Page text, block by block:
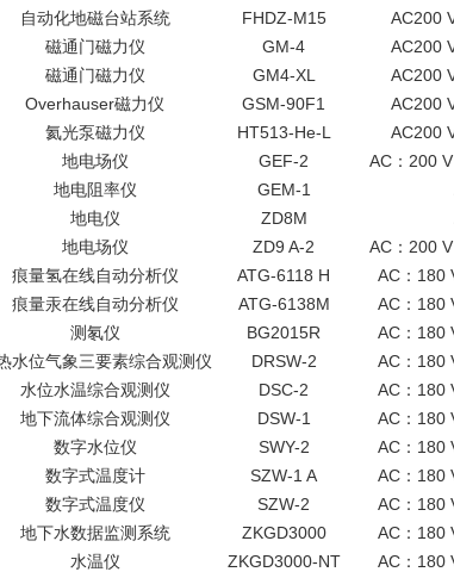
自动化地磁台站系统
FHDZ-M15 AC200
磁通门磁力仪
GM-4 AC200
磁通门磁力仪
GM4-XL AC200
Overhauser磁力仪
GSM-90F1 AC200
氦光泵磁力仪
HT513-He-L AC200
地电场仪
GEF-2 AC：200
地电阻率仪
GEM-1
地电仪
ZD8M
地电场仪
ZD9 A-2 AC：200
痕量氢在线自动分析仪
ATG-6118 H AC：180
痕量汞在线自动分析仪
ATG-6138M AC：180
测氡仪
BG2015R AC：180
水位气象三要素综合观测仪
DRSW-2 AC：180
水位水温综合观测仪
DSC-2 AC：180
地下流体综合观测仪
DSW-1 AC：180
数字水位仪
SWY-2 AC：180
数字式温度计
SZW-1 A AC：180
数字式温度仪
SZW-2 AC：180
地下水数据监测系统
ZKGD3000 AC：180
水温仪
ZKGD3000-NT AC：180